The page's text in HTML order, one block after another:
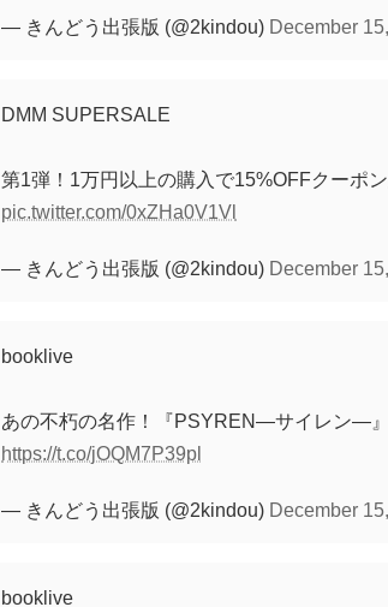
— きんどう出張版 (@2kindou) December
DMM SUPERSALE
第1弾！1万円以上の購入で15%OFFクーポン
pic.twitter.com/0xZHa0V1Vl
— きんどう出張版 (@2kindou) December
booklive
あの不朽の名作！『PSYREN―サイレン―』
https://t.co/jOQM7P39pl
— きんどう出張版 (@2kindou) December
booklive